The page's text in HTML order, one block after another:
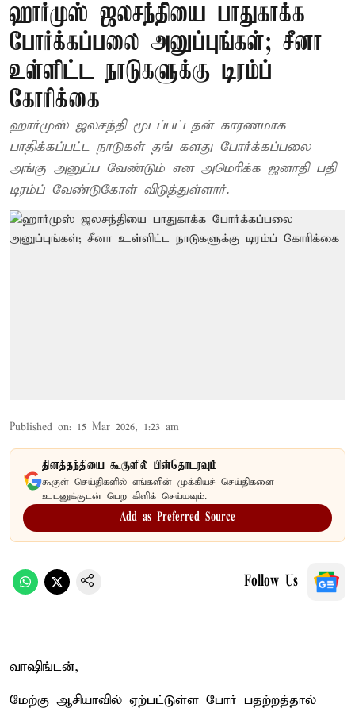
ஹார்முஸ் ஜலசந்தியை பாதுகாக்க
போர்க்கப்பலை அனுப்புங்கள்; சீனா
உள்ளிட்ட நாடுகளுக்கு டிரம்ப்
கோரிக்கை
ஹார்முஸ் ஜலசந்தி மூடப்பட்டதன் காரணமாக
பாதிக்கப்பட்ட நாடுகள் தங் களது போர்க்கப்பலை
அங்கு அனுப்ப வேண்டும் என அமெரிக்க ஜனாதி பதி
டிரம்ப் வேண்டுகோள் விடுத்துள்ளார்.
Published on: 15 Mar 2026, 1:23 am
தினத்தந்தியை கூகுளில் பின்தொடரவும்
கூகுள் செய்திகளில் எங்களின் முக்கியச் செய்திகளை
உடனுக்குடன் பெற கிளிக் செய்யவும்.
Add as Preferred Source
Follow Us
வாஷிங்டன்,
மேற்கு ஆசியாவில் ஏற்பட்டுள்ள போர் பதற்றத்தால்